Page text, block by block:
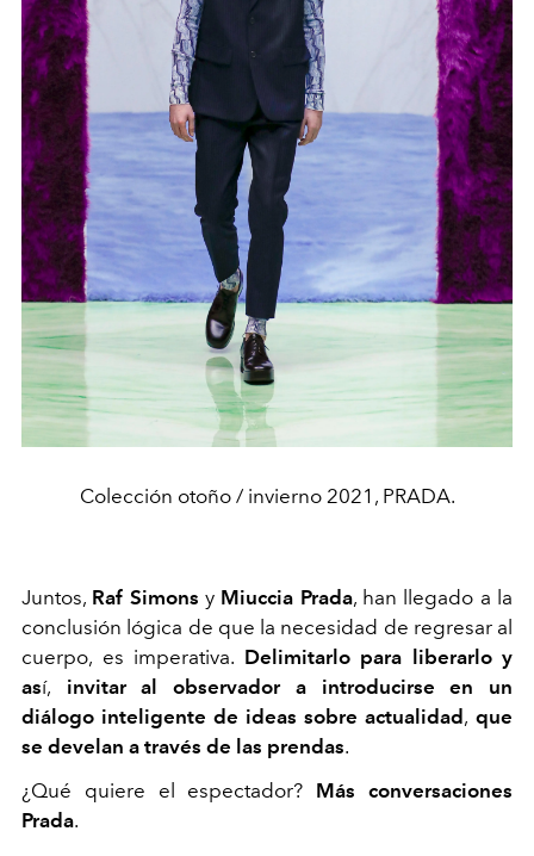
Colección otoño / invierno 2021, PRADA.
Juntos, Raf Simons y Miuccia Prada, han llegado a la
conclusión lógica de que la necesidad de regresar al
cuerpo, es imperativa. Delimitarlo para liberarlo y
así, invitar al observador a introducirse en un
diálogo inteligente de ideas sobre actualidad , que
se develan a través de las prendas.
¿Qué quiere el espectador? Más conversaciones
Prada.